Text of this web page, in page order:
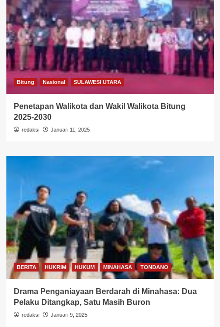
Bitung Nasional SULAWESI UTARA
Penetapan Walikota dan Wakil Walikota Bitung
2025-2030
redaksi Januari 11, 2025
BERITA HUKRIM HUKUM MINAHASA TONDANO
Drama Penganiayaan Berdarah di Minahasa: Dua
Pelaku Ditangkap, Satu Masih Buron
redaksi Januari 9, 2025